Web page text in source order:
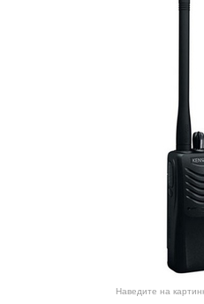
Наведите на